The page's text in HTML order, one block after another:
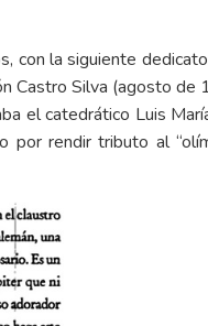
la siguiente
Castro Silva (agosto
el catedrático Luis
por rendir tributo al